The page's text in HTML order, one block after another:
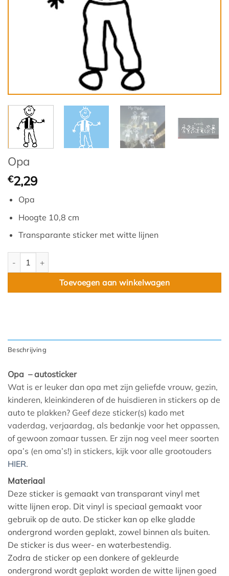
Opa
€2,29
Opa
Hoogte 10,8 cm
Transparante sticker met witte lijnen
Opa aantal
Toevoegen aan winkelwagen
Beschrijving
Opa – autosticker
Wat is er leuker dan opa met zijn geliefde vrouw, gezin,
kinderen, kleinkinderen of de huisdieren in stickers op de
auto te plakken? Geef deze sticker(s) kado met
vaderdag, verjaardag, als bedankje voor het oppassen,
of gewoon zomaar tussen. Er zijn nog veel meer soorten
opa’s (en oma’s!) in stickers, kijk voor alle grootouders
HIER.
Materiaal
Deze sticker is gemaakt van transparant vinyl met
witte lijnen erop. Dit vinyl is speciaal gemaakt voor
gebruik op de auto. De sticker kan op elke gladde
ondergrond worden geplakt, zowel binnen als buiten.
De sticker is dus weer- en waterbestendig.
Zodra de sticker op een donkere of gekleurde
ondergrond wordt geplakt worden de witte lijnen goed